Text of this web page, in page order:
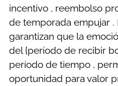
incentivo , reembolso
de temporada empujar .
garantizan que la
del {período de recibir
período de tiempo ,
oportunidad para valor